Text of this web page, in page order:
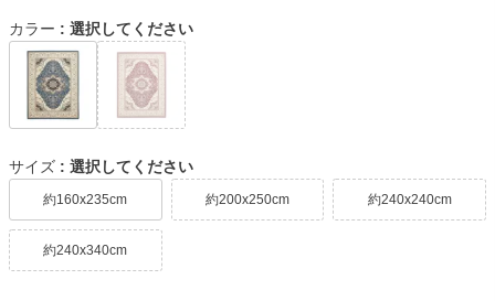
カラー 選択してください
サイズ 選択してください
約160x235cm 約200x250cm 約240x240cm
約240x340cm